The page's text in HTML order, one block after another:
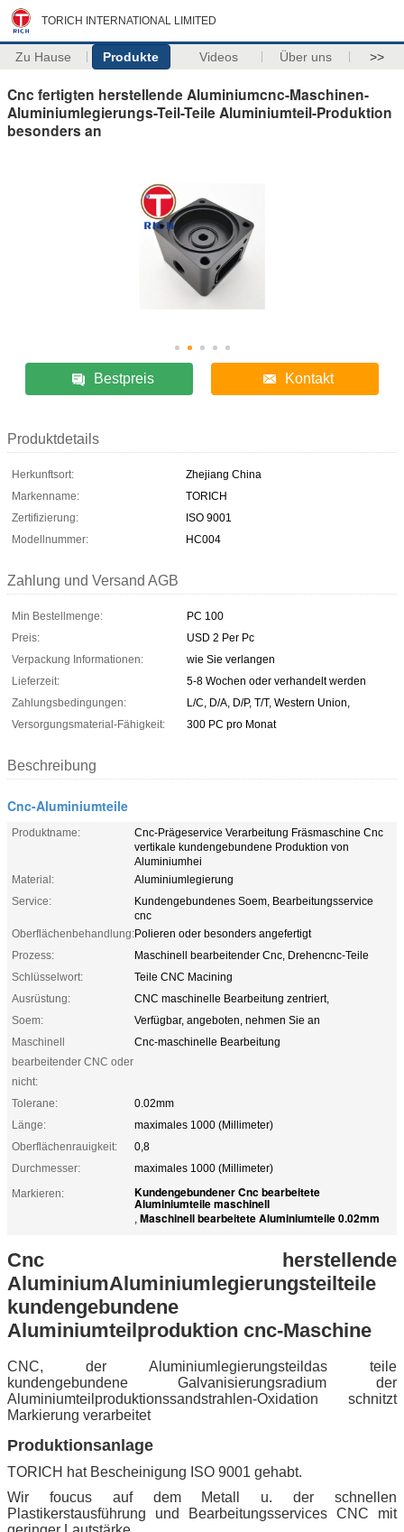
TORICH INTERNATIONAL LIMITED
Zu Hause Produkte Videos Über uns >>
Cnc fertigten herstellende Aluminiumcnc-Maschinen-
Aluminiumlegierungs-Teil-Teile Aluminiumteil-Produktion
besonders an
Bestpreis Kontakt
Produktdetails
Herkunftsort:
Zhejiang China
Markenname:
TORICH
Zertifizierung:
ISO 9001
Modellnummer:
HC004
Zahlung und Versand AGB
Min Bestellmenge:
PC 100
Preis:
USD 2 Per Pc
Verpackung Informationen:
wie Sie verlangen
Lieferzeit:
5-8 Wochen oder verhandelt werden
Zahlungsbedingungen:
L/C, D/A, D/P, T/T, Western Union,
Versorgungsmaterial-Fähigkeit:
300 PC pro Monat
Beschreibung
Cnc-Aluminiumteile
Produktname:
Cnc-Prägeservice Verarbeitung Fräsmaschine Cnc
vertikale kundengebundene Produktion von
Aluminiumhei
Material:
Aluminiumlegierung
Service:
Kundengebundenes Soem, Bearbeitungsservice
cnc
Oberflächenbehandlung:Polieren oder besonders angefertigt
Prozess:
Maschinell bearbeitender Cnc, Drehencnc-Teile
Schlüsselwort:
Teile CNC Macining
Ausrüstung:
CNC maschinelle Bearbeitung zentriert,
Soem:
Verfügbar, angeboten, nehmen Sie an
Maschinell
bearbeitender CNC oder
nicht:
Cnc-maschinelle Bearbeitung
Tolerane:
0.02mm
Länge:
maximales 1000 (Millimeter)
Oberflächenrauigkeit:
0,8
Durchmesser:
maximales 1000 (Millimeter)
Markieren:
Kundengebundener Cnc bearbeitete
Aluminiumteile maschinell
, Maschinell bearbeitete Aluminiumteile 0.02mm
Cnc herstellende
AluminiumAluminiumlegierungsteilteile
kundengebundene
Aluminiumteilproduktion cnc-Maschine
CNC, der Aluminiumlegierungsteildas teile
kundengebundene Galvanisierungsradium der
Aluminiumteilproduktionssandstrahlen-Oxidation schnitzt
Markierung verarbeitet
Produktionsanlage
TORICH hat Bescheinigung ISO 9001 gehabt.
Wir foucus auf dem Metall u. der schnellen
Plastikerstausführung und Bearbeitungsservices CNC mit